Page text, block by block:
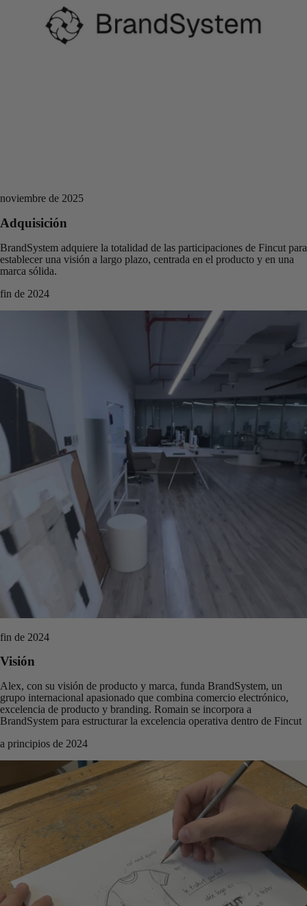
noviembre de 2025
Adquisición
BrandSystem adquiere la totalidad de las participaciones de Fincut para
establecer una visión a largo plazo, centrada en el producto y en una
marca sólida.
fin de 2024
fin de 2024
Visión
Alex, con su visión de producto y marca, funda BrandSystem, un
grupo internacional apasionado que combina comercio electrónico,
excelencia de producto y branding. Romain se incorpora a
BrandSystem para estructurar la excelencia operativa dentro de Fincut
a principios de 2024